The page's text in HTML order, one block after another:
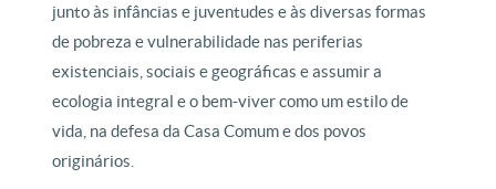
junto às infâncias e juventudes e às diversas formas
de pobreza e vulnerabilidade nas periferias
existenciais, sociais e geográficas e assumir a
ecologia integral e o bem-viver como um estilo de
vida, na defesa da Casa Comum e dos povos
originários.